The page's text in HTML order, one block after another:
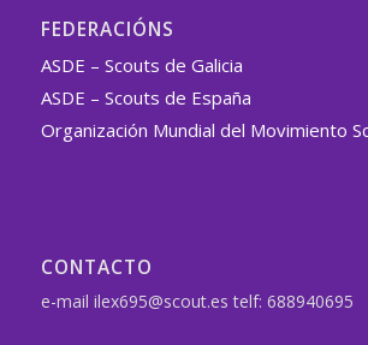
FEDERACIÓNS
ASDE – Scouts de Galicia
ASDE – Scouts de España
Organización Mundial del Movimiento
CONTACTO
e-mail ilex695@scout.es telf: 688940695